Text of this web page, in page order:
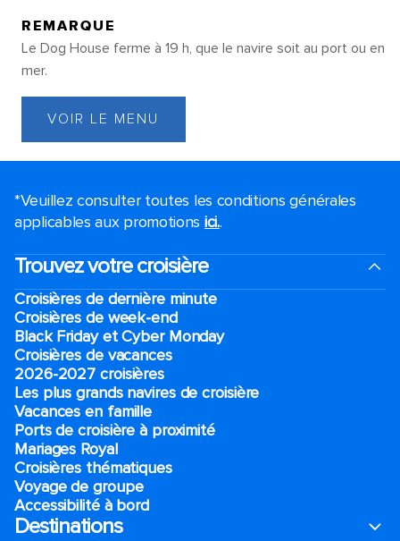
REMARQUE
Le Dog House ferme à 19 h, que le navire soit au port ou en
mer.
VOIR LE MENU
*Veuillez consulter toutes les conditions générales
applicables aux promotions ici..
Trouvez votre croisière
Croisières de dernière minute
Croisières de week-end
Black Friday et Cyber Monday
Croisières de vacances
2026-2027 croisières
Les plus grands navires de croisière
Vacances en famille
Ports de croisière à proximité
Mariages Royal
Croisières thématiques
Voyage de groupe​
Accessibilité à bord​
Destinations